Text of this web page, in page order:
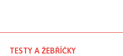
TESTY A ŽEBŘÍČKY